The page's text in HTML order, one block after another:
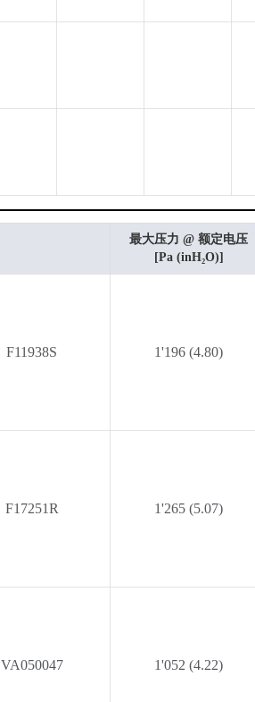
最大压力 @ 额定电压
[Pa (inH₂O)]
F11938S 1'196 (4.80)
F17251R 1'265 (5.07)
VA050047 1'052 (4.22)